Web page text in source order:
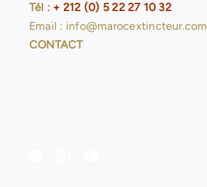
Tél : + 212 (0) 5 22 27 10 32
Email : info@marocextincteur.com
CONTACT